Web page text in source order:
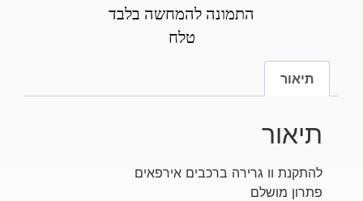
התמונה להמחשה בלבד
טלח
תיאור
תיאור
להתקנת וו גרירה ברכבים אירפאים
פתרון מושלם